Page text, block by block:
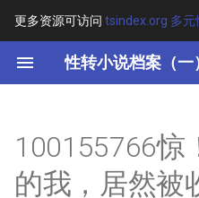
更多资源可访问 tsindex.org 多
性转小说档案（一
键
开
始
其他信息 [Processed Page
Metadata]
100155766惊
的我，居然被